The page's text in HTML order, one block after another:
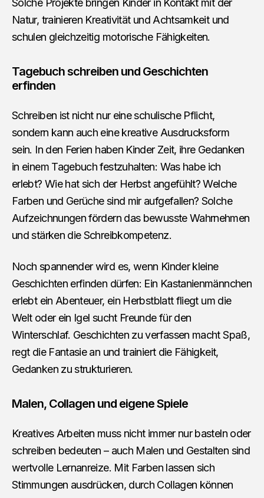
Solche Projekte bringen Kinder in Kontakt mit der
Natur, trainieren Kreativität und Achtsamkeit und
schulen gleichzeitig motorische Fähigkeiten.
Tagebuch schreiben und Geschichten
erfinden
Schreiben ist nicht nur eine schulische Pflicht,
sondern kann auch eine kreative Ausdrucksform
sein. In den Ferien haben Kinder Zeit, ihre Gedanken
in einem Tagebuch festzuhalten: Was habe ich
erlebt? Wie hat sich der Herbst angefühlt? Welche
Farben und Gerüche sind mir aufgefallen? Solche
Aufzeichnungen fördern das bewusste Wahrnehmen
und stärken die Schreibkompetenz.
Noch spannender wird es, wenn Kinder kleine
Geschichten erfinden dürfen: Ein Kastanienmännchen
erlebt ein Abenteuer, ein Herbstblatt fliegt um die
Welt oder ein Igel sucht Freunde für den
Winterschlaf. Geschichten zu verfassen macht Spaß,
regt die Fantasie an und trainiert die Fähigkeit,
Gedanken zu strukturieren.
Malen, Collagen und eigene Spiele
Kreatives Arbeiten muss nicht immer nur basteln oder
schreiben bedeuten – auch Malen und Gestalten sind
wertvolle Lernanreize. Mit Farben lassen sich
Stimmungen ausdrücken, durch Collagen können